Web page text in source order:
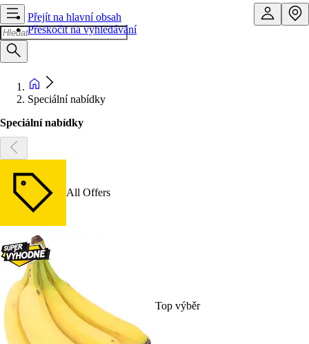
Přejít na hlavní obsah
Přeskočit na vyhledávání
Speciální nabídky
Speciální nabídky
All Offers
Top výběr